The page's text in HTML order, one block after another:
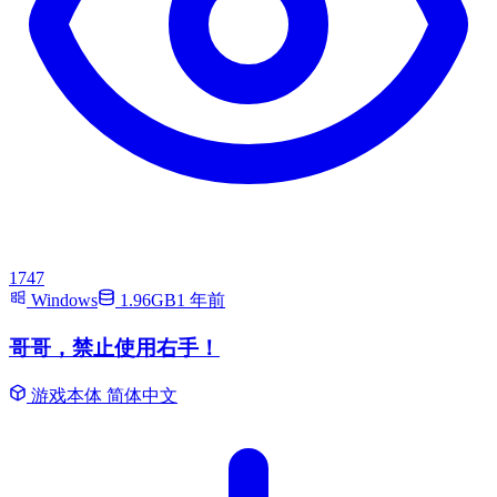
1747
Windows
1.96GB1 年前
哥哥，禁止使用右手！
游戏本体 简体中文